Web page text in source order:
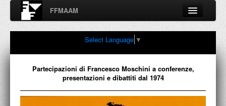
FFMAAM
Fondo Francesco Moschini
A.A.M. Architettura Arte Moderna
Percorsi, nodi, sconfinamenti e contaminazioni tra Arte,
Select Language ▼
Partecipazioni di Francesco Moschini a conferenze,
presentazioni e dibattiti dal 1974